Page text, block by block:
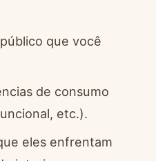
que você
de consumo
etc.).
eles enfrentam